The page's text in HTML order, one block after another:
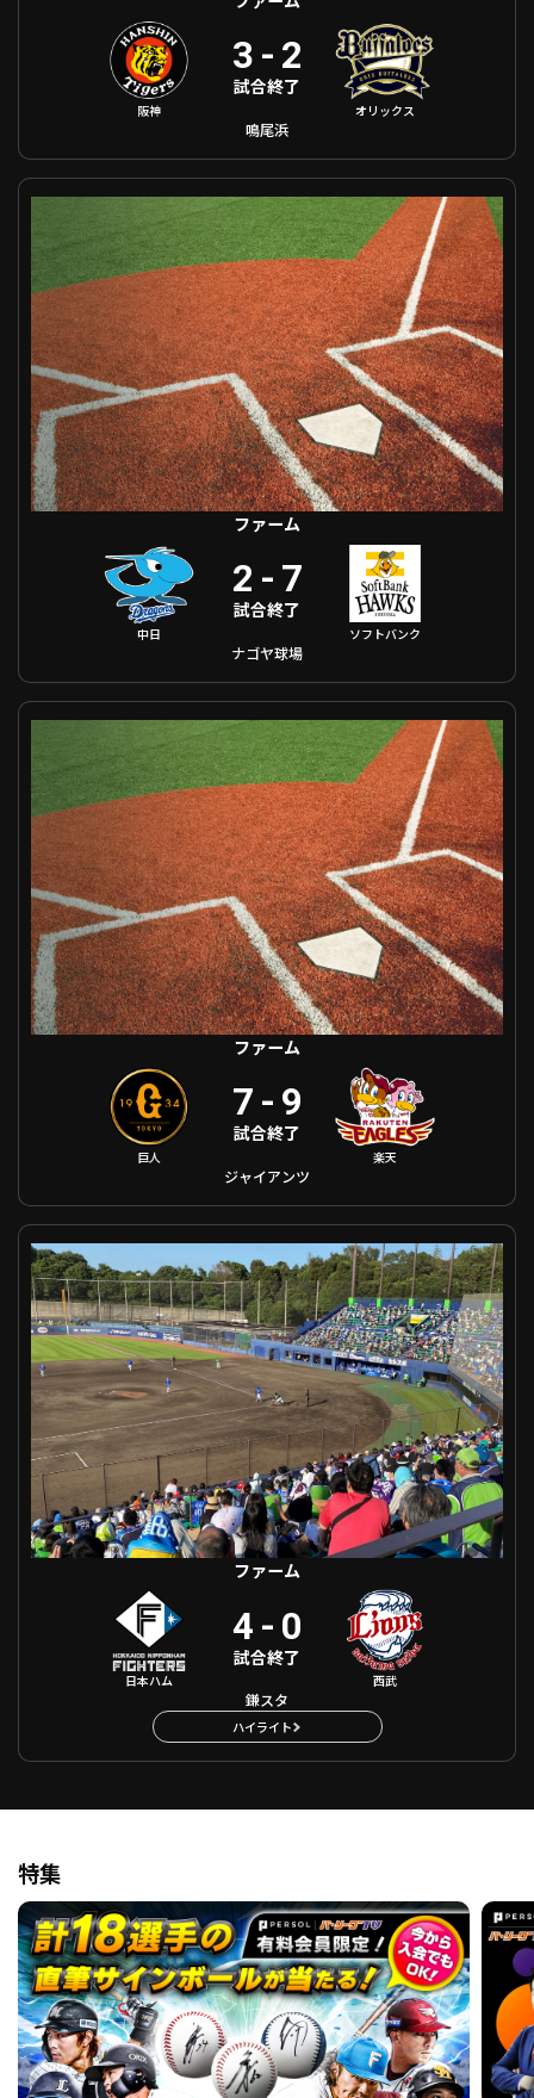
阪神
3 - 2
試合終了
オリックス
鳴尾浜
ファーム 中日 VS 福岡ソフトバンク
ファーム
中日
2 - 7
試合終了
ソフトバンク
ナゴヤ球場
ファーム 巨人 VS 東北楽天
ファーム
巨人
7 - 9
試合終了
楽天
ジャイアンツ
ファーム 北海道日本ハム VS 埼玉西武
ファーム
日本ハム
4 - 0
試合終了
西武
鎌スタ
ハイライト
特集